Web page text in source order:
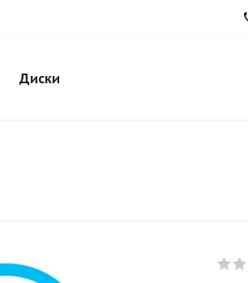
Диски